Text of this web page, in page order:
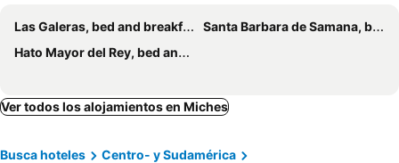
Las Galeras, bed and breakfasts
Santa Barbara de Samana, bed and breakfasts
Hato Mayor del Rey, bed and breakfasts
Ver todos los alojamientos en Miches
Busca hoteles
Centro- y Sudamérica